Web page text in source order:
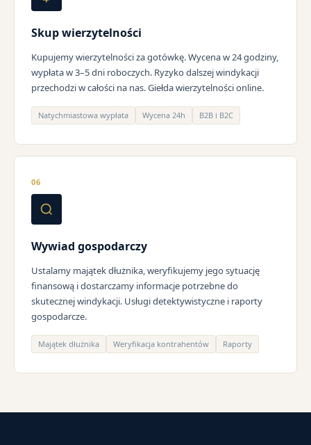
Skup wierzytelności
Kupujemy wierzytelności za gotówkę. Wycena w 24 godziny,
wypłata w 3–5 dni roboczych. Ryzyko dalszej windykacji
przechodzi w całości na nas. Giełda wierzytelności online.
Natychmiastowa wypłata Wycena 24h B2B i B2C
06
Wywiad gospodarczy
Ustalamy majątek dłużnika, weryfikujemy jego sytuację
finansową i dostarczamy informacje potrzebne do
skutecznej windykacji. Usługi detektywistyczne i raporty
gospodarcze.
Majątek dłużnika Weryfikacja kontrahentów Raporty